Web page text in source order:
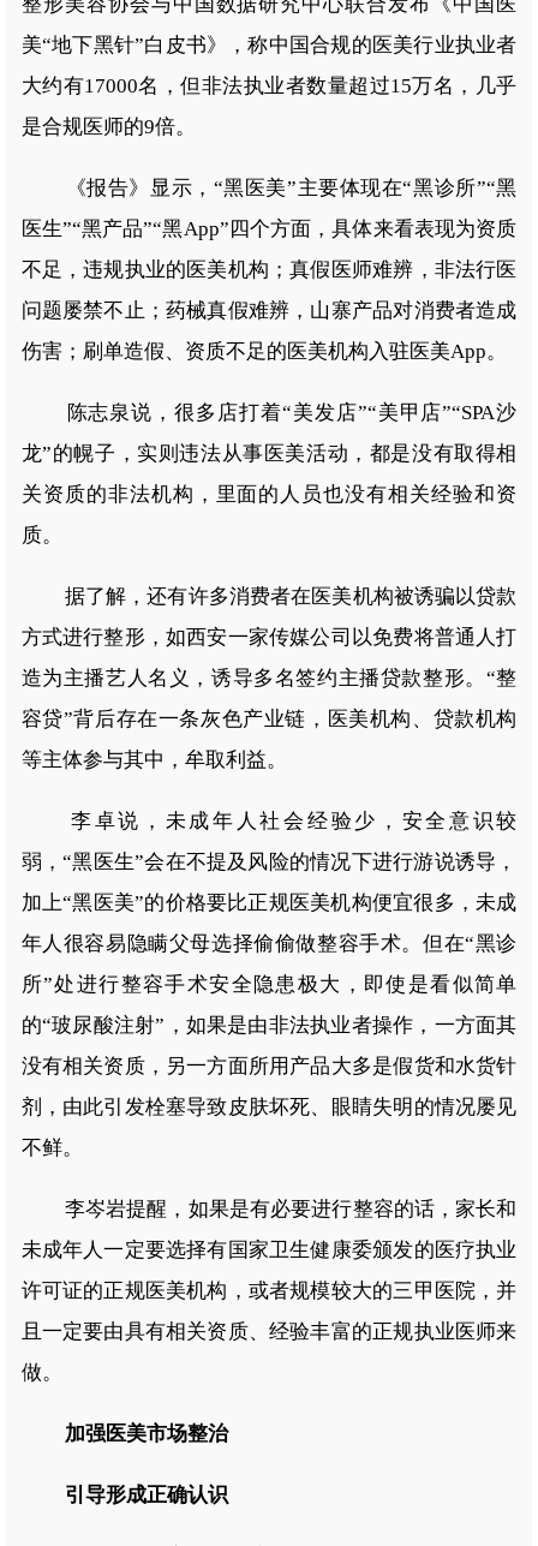
美“地下黑针”白皮书》，称中国合规的医美行业执业者
大约有17000名，但非法执业者数量超过15万名，几乎
是合规医师的9倍。
《报告》显示，“黑医美”主要体现在“黑诊所”“黑
医生”“黑产品”“黑App”四个方面，具体来看表现为资质
不足，违规执业的医美机构；真假医师难辨，非法行医
问题屡禁不止；药械真假难辨，山寨产品对消费者造成
伤害；刷单造假、资质不足的医美机构入驻医美App。
陈志泉说，很多店打着“美发店”“美甲店”“SPA沙
龙”的幌子，实则违法从事医美活动，都是没有取得相
关资质的非法机构，里面的人员也没有相关经验和资
质。
据了解，还有许多消费者在医美机构被诱骗以贷款
方式进行整形，如西安一家传媒公司以免费将普通人打
造为主播艺人名义，诱导多名签约主播贷款整形。“整
容贷”背后存在一条灰色产业链，医美机构、贷款机构
等主体参与其中，牟取利益。
李卓说，未成年人社会经验少，安全意识较
弱，“黑医生”会在不提及风险的情况下进行游说诱导，
加上“黑医美”的价格要比正规医美机构便宜很多，未成
年人很容易隐瞒父母选择偷偷做整容手术。但在“黑诊
所”处进行整容手术安全隐患极大，即使是看似简单
的“玻尿酸注射”，如果是由非法执业者操作，一方面其
没有相关资质，另一方面所用产品大多是假货和水货针
剂，由此引发栓塞导致皮肤坏死、眼睛失明的情况屡见
不鲜。
李岑岩提醒，如果是有必要进行整容的话，家长和
未成年人一定要选择有国家卫生健康委颁发的医疗执业
许可证的正规医美机构，或者规模较大的三甲医院，并
且一定要由具有相关资质、经验丰富的正规执业医师来
做。
加强医美市场整治
引导形成正确认识